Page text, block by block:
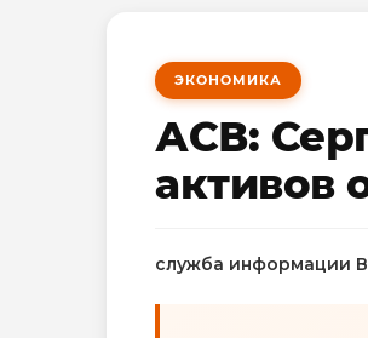
ЭКОНОМИКА
АСВ:
активов
служба информации